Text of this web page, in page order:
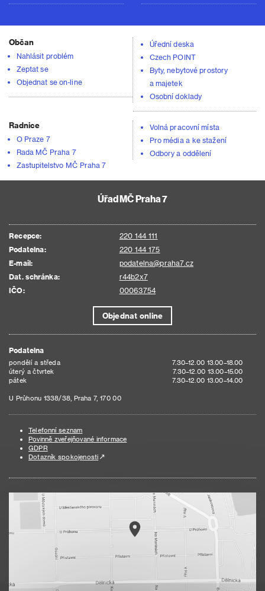
Občan
Nahlásit problém
Zeptat se
Objednat se on-line
Úřední deska
Czech POINT
Byty, nebytové prostory
a majetek
Osobní doklady
Radnice
O Praze 7
Rada MČ Praha 7
Zastupitelstvo MČ Praha 7
Volná pracovní místa
Pro média a ke stažení
Odbory a oddělení
Úřad MČ Praha 7
Recepce:
220 144 111
Podatelna:
220 144 175
E-mail:
podatelna@praha7.cz
Dat. schránka:
r44b2x7
IČO:
00063754
Objednat online
Podatelna
pondělí a středa
7.30–12.00 13.00–18.00
úterý a čtvrtek
7.30–12.00 13.00–15.00
pátek
7.30–12.00 13.00–14.00
U Průhonu 1338/38, Praha 7, 170 00
Telefonní seznam
Povinně zveřejňované informace
GDPR
Dotazník spokojenosti